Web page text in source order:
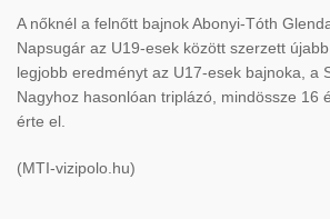
A nőknél a felnőtt bajnok Abonyi-Tóth
Napsugár az U19-esek között szerzett
legjobb eredményt az U17-esek bajnoka, a
Nagyhoz hasonlóan triplázó, mindössze 16
érte el.
(MTI-vizipolo.hu)